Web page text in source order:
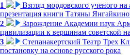
1
Взгляд мордовского ученого на
презентация книги Татяны
2
Зарождение Академии наук
цивилизации к вершинам советской
3
Степанакертский Театр Трех
постановку на основе русского рока